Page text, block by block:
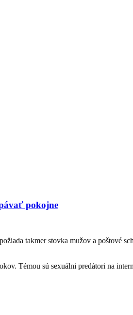
pokojne
takmer stovka mužov a poštové
Témou sú sexuálni predátori na